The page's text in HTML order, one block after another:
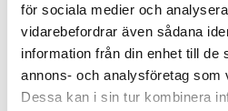
för sociala medier och
vidarebefordrar även sådana
information från din enhet till de
annons- och analysföretag som
Dessa kan i sin tur kombinera